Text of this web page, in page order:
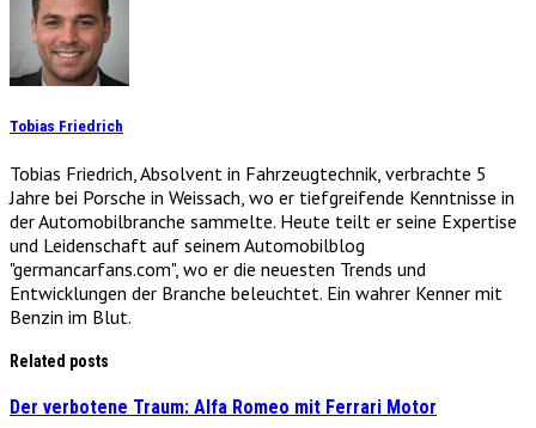
Tobias Friedrich
Tobias Friedrich, Absolvent in Fahrzeugtechnik, verbrachte 5
Jahre bei Porsche in Weissach, wo er tiefgreifende Kenntnisse in
der Automobilbranche sammelte. Heute teilt er seine Expertise
und Leidenschaft auf seinem Automobilblog
"germancarfans.com", wo er die neuesten Trends und
Entwicklungen der Branche beleuchtet. Ein wahrer Kenner mit
Benzin im Blut.
Related posts
Der verbotene Traum: Alfa Romeo mit Ferrari Motor